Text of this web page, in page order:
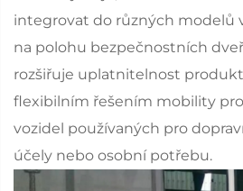
integrovat do různých modelů
na polohu bezpečnostních
rozšiřuje uplatnitelnost
flexibilním řešením mobility
vozidel používaných pro
účely nebo osobní potřebu.